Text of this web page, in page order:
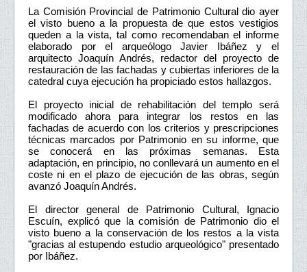
La Comisión Provincial de Patrimonio Cultural dio ayer
el visto bueno a la propuesta de que estos vestigios
queden a la vista, tal como recomendaban el informe
elaborado por el arqueólogo Javier Ibáñez y el
arquitecto Joaquín Andrés, redactor del proyecto de
restauración de las fachadas y cubiertas inferiores de la
catedral cuya ejecución ha propiciado estos hallazgos.
El proyecto inicial de rehabilitación del templo será
modificado ahora para integrar los restos en las
fachadas de acuerdo con los criterios y prescripciones
técnicas marcados por Patrimonio en su informe, que
se conocerá en las próximas semanas. Esta
adaptación, en principio, no conllevará un aumento en el
coste ni en el plazo de ejecución de las obras, según
avanzó Joaquín Andrés.
El director general de Patrimonio Cultural, Ignacio
Escuín, explicó que la comisión de Patrimonio dio el
visto bueno a la conservación de los restos a la vista
"gracias al estupendo estudio arqueológico" presentado
por Ibáñez.